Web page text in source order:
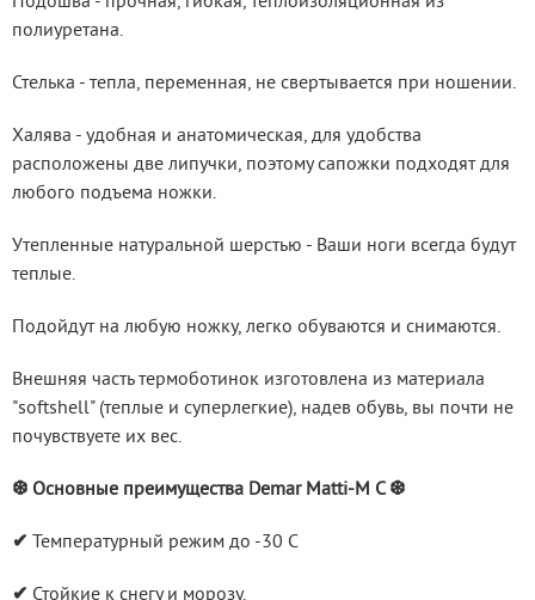
полиуретана.
Стелька - тепла, переменная, не свертывается при ношении.
Халява - удобная и анатомическая, для удобства
расположены две липучки, поэтому сапожки подходят для
любого подъема ножки.
Утепленные натуральной шерстью - Ваши ноги всегда будут
теплые.
Подойдут на любую ножку, легко обуваются и снимаются.
Внешняя часть термоботинок изготовлена из материала
"softshell" (теплые и суперлегкие), надев обувь, вы почти не
почувствуете их вес.
❆ Основные преимущества Demar Matti-M C ❆
✔ Температурный режим до -30 С
✔ Стойкие к снегу и морозу.